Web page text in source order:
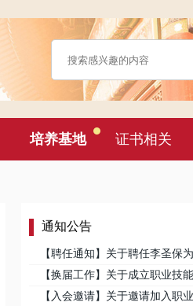
培养基地 证书相关
通知公告
【聘任通知】关于聘任李圣保